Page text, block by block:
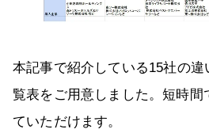
本記事で紹介している15社の
覧表をご用意しました。短時間
ていただけます。